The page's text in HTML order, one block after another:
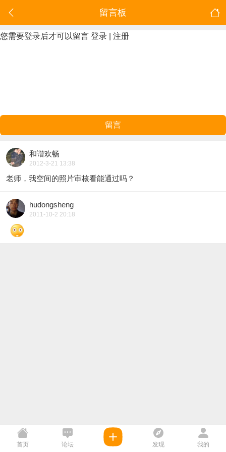
留言板
您需要登录后才可以留言 登录 注册
留言
和谐欢畅
2012-3-21 13:38
老师，我空间的照片审核看能通过吗？
hudongsheng
2011-10-2 20:18
首页 论坛 发现 我的